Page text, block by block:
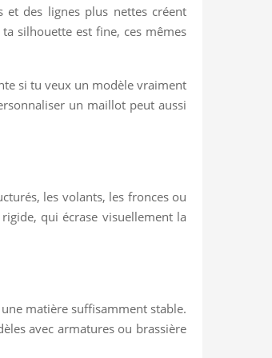
et des lignes plus nettes créent
silhouette est fine, ces mêmes
si tu veux un modèle vraiment
un maillot peut aussi
les volants, les fronces ou
qui écrase visuellement la
matière suffisamment stable.
avec armatures ou brassière